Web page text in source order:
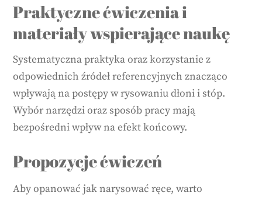
Praktyczne ćwiczenia i
materiały wspierające naukę
Systematyczna praktyka oraz korzystanie z
odpowiednich źródeł referencyjnych znacząco
wpływają na postępy w rysowaniu dłoni i stóp.
Wybór narzędzi oraz sposób pracy mają
bezpośredni wpływ na efekt końcowy.
Propozycje ćwiczeń
Aby opanować jak narysować ręce, warto